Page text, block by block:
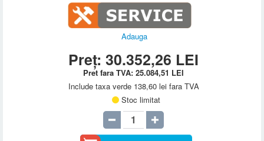
Adauga
Preț:30.352,26 LEI
Pret fara TVA:25.084,51 LEI
Include taxa verde 138,60 lei fara TVA
Stoc limitat